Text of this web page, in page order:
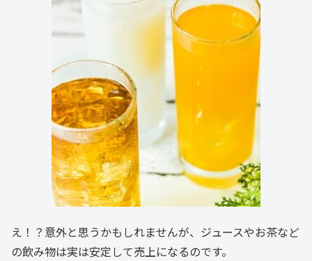
え！？意外と思うかもしれませんが、ジュースやお茶など
の飲み物は実は安定して売上になるのです。